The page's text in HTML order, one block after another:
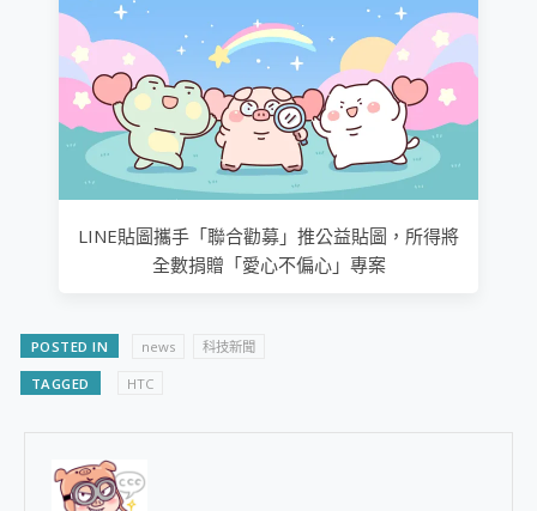
LINE貼圖攜手「聯合勸募」推公益貼圖，所得將
全數捐贈「愛心不偏心」專案
POSTED IN news 科技新聞
TAGGED HTC